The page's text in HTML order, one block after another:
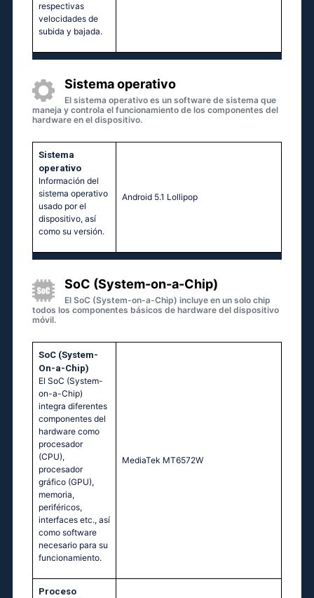
respectivas
velocidades de
subida y bajada.
Sistema operativo
El sistema operativo es un software de sistema que
maneja y controla el funcionamiento de los componentes del
hardware en el dispositivo.
Sistema
operativo
Información del
sistema operativo
usado por el
dispositivo, así
como su versión.
Аndrоid 5.1 Lоlliрор
SoC (System-on-a-Chip)
El SoC (System-on-a-Chip) incluye en un solo chip
todos los componentes básicos de hardware del dispositivo
móvil.
SoC (System-
On-a-Chip)
El SoC (System-
on-a-Chip)
integra diferentes
componentes del
hardware como
procesador
(CPU),
procesador
gráfico (GPU),
memoria,
periféricos,
interfaces etc., así
como software
necesario para su
funcionamiento.
МеdiаТеk МТ6572W
Proceso